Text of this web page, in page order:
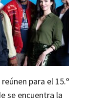
para el 15.º
se encuentra la